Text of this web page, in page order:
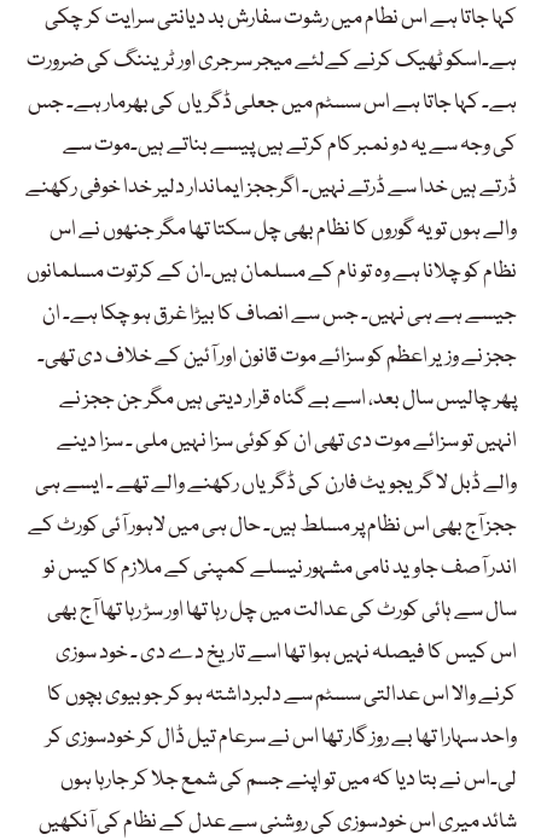
کہا جاتا ہے اس نطام میں رشوت سفارش بد دیانتی سرایت کر چکی
ہے۔اسکو ٹھیک کرنے کےلئے میجر سرجری اور ٹریننگ کی ضرورت
ہے۔ کہا جاتا ہے اس سسٹم میں جعلی ڈگریاں کی بھرمار ہے۔ جس
کی وجہ سے یہ دو نمبر کام کرتے ہیں پیسے بناتے ہیں۔موت سے
ڈرتے ہیں خدا سے ڈرتے نہیں۔ اگرججز ایماندار دلیر خدا خوفی رکھنے
والے ہوں تو یہ گوروں کا نظام بھی چل سکتا تھا مگر جنھوں نے اس
نظام کو چلانا ہے وہ تو نام کے مسلمان ہیں۔ان کے کرتوت مسلمانوں
جیسے ہے ہی نہیں۔ جس سے انصاف کا بیڑا غرق ہو چکا ہے۔ ان
ججز نے وزیر اعظم کو سزائے موت قانون اور آئین کے خلاف دی تھی۔
پھر چالیس سال بعد، اسے بے گناہ قرار دیتی ہیں مگر جن ججز نے
انہیں تو سزائے موت دی تھی ان کو کوئی سزا نہیں ملی ۔ سزا دینے
والے ڈبل لا گریجویٹ فارن کی ڈگریاں رکھنے والے تھے ۔ ایسے ہی
ججز آج بھی اس نظام پر مسلط ہیں۔ حال ہی میں لاہور آئی کورٹ کے
اندر آصف جاوید نامی مشہور نیسلے کمپنی کے ملازم کا کیس نو
سال سے ہائی کورٹ کی عدالت میں چل رہا تھا اور سڑ رہا تھا آج بھی
اس کیس کا فیصلہ نہیں ہوا تھا اسے تاریخ دے دی ۔ خود سوزی
کرنے والا اس عدالتی سسٹم سے دلبرداشتہ ہو کر جو بیوی بچوں کا
واحد سہارا تھا بے روز گار تھا اس نے سرعام تیل ڈال کر خودسوزی کر
لی۔اس نے بتا دیا کہ میں تو اپنے جسم کی شمع جلا کر جارہا ہوں
شائد میری اس خودسوزی کی روشنی سے عدل کے نظام کی آنکھیں